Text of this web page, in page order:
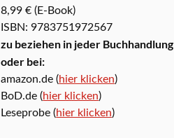
8,99 € (E-Book)
ISBN: 9783751972567
zu beziehen in jeder Buchhandlung
oder bei:
amazon.de (hier klicken)
BoD.de (hier klicken)
Leseprobe (hier klicken)